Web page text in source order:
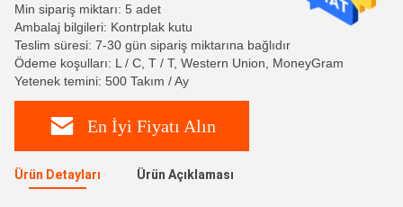
Min sipariş miktarı: 5 adet
Ambalaj bilgileri: Kontrplak kutu
Teslim süresi: 7-30 gün sipariş miktarına bağlıdır
Ödeme koşulları: L / C, T / T, Western Union, MoneyGram
Yetenek temini: 500 Takım / Ay
En İyi Fiyatı Alın
Ürün Detayları Ürün Açıklaması